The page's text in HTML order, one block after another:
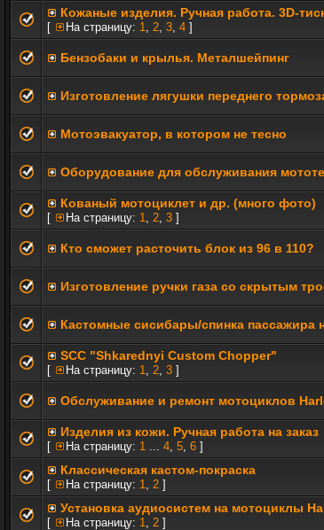
Кожаные изделия. Ручная работа. 3D-
[ На страницу: 1, 2, 3, 4 ]
Бензобаки и крылья. Металшейпинг
Изготовление лягушки переднего
Мотоэвакуатор, в котором не тесно
Оборудование для обслуживания
Кованый мотоциклет и др. (много фото)
[ На страницу: 1, 2, 3 ]
Кто сможет расточить блок из 96 в 110?
Изготовление ручки газа со скрытым
Кастомные сисибары/спинка пассажира
SCC "Shkarednyi Custom Chopper"
[ На страницу: 1, 2, 3 ]
Обслуживание и ремонт мотоциклов
Изделия из кожи. Ручная работа на заказ
[ На страницу: 1 ... 4, 5, 6 ]
Классическая кастом-покраска
[ На страницу: 1, 2 ]
Установка аудиосистем на мотоциклы
[ На страницу: 1, 2 ]